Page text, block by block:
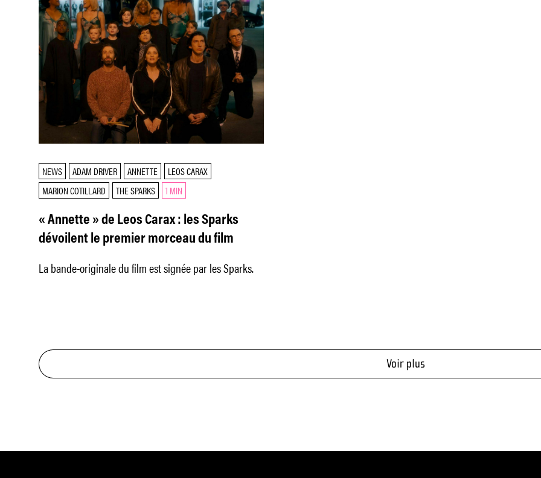
NEWS ADAM DRIVER ANNETTE
LEOS CARAX
MARION COTILLARD
THE SPARKS 1 MIN
« Annette » de Leos Carax : les Sparks
dévoilent le premier morceau du film
La bande-originale du film est signée par les Sparks.
Voir plus